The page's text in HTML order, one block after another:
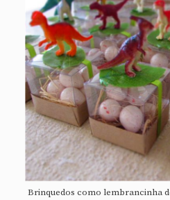
Brinquedos como lembrancinha